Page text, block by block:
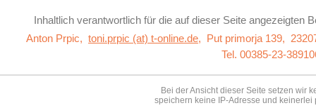
Inhaltlich verantwortlich für die auf dieser Seite angezeigten
Anton Prpic, toni.prpic (at) t-online.de, Put primorja 139,
Tel. 00385-23-
Bei der Ansicht dieser Seite setzen wir
speichern keine IP-Adresse und keinerlei